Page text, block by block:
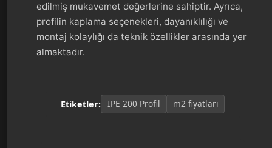
edilmiş mukavemet değerlerine sahiptir. Ayrıca,
profilin kaplama seçenekleri, dayanıklılığı ve
montaj kolaylığı da teknik özellikler arasında yer
almaktadır.
Etiketler: IPE 200 Profil m2 fiyatları